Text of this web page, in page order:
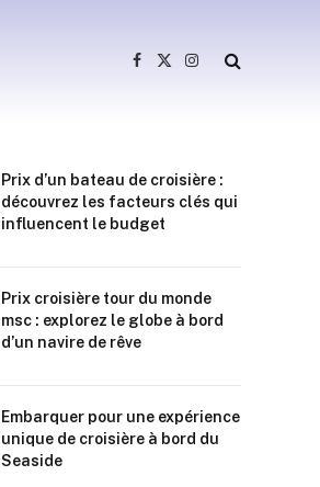
Facebook
X
Instagram
Prix d’un bateau de croisière :
découvrez les facteurs clés qui
influencent le budget
Prix croisière tour du monde
msc : explorez le globe à bord
d’un navire de rêve
Embarquer pour une expérience
unique de croisière à bord du
Seaside